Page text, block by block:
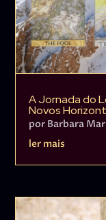
A Jornada do
Novos
por Barbara
ler mais